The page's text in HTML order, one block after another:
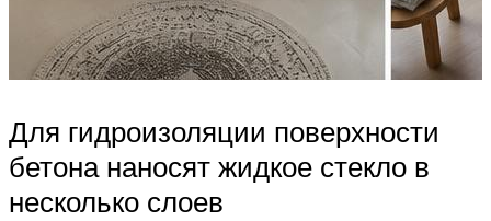
Для гидроизоляции поверхности
бетона наносят жидкое стекло в
несколько слоев